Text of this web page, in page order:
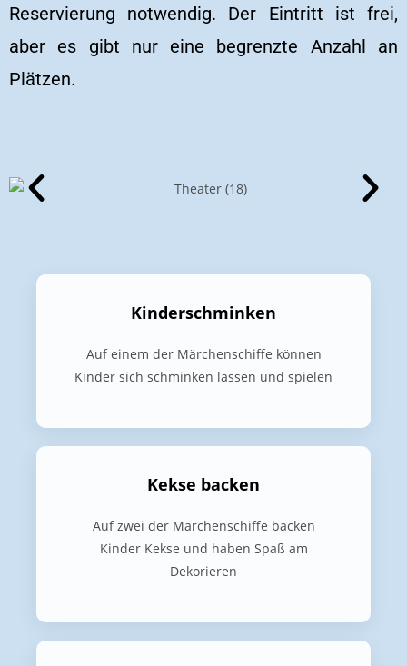
Reservierung notwendig. Der Eintritt ist frei,
aber es gibt nur eine begrenzte Anzahl an
Plätzen.
Kinderschminken
Auf einem der Märchenschiffe können
Kinder sich schminken lassen und spielen
Kekse backen
Auf zwei der Märchenschiffe backen
Kinder Kekse und haben Spaß am
Dekorieren